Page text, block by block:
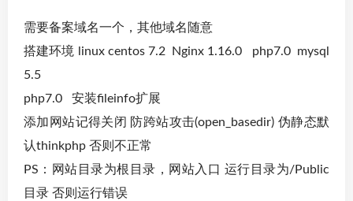
需要备案域名一个，其他域名随意
搭建环境 linux centos 7.2 Nginx 1.16.0 php7.0 mysql
5.5
php7.0 安装fileinfo扩展
添加网站记得关闭 防跨站攻击(open_basedir) 伪静态默
认thinkphp 否则不正常
PS：网站目录为根目录，网站入口 运行目录为/Public
目录 否则运行错误